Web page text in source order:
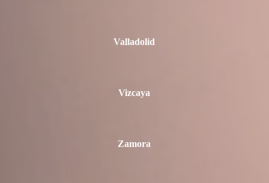
Valladolid
Vizcaya
Zamora